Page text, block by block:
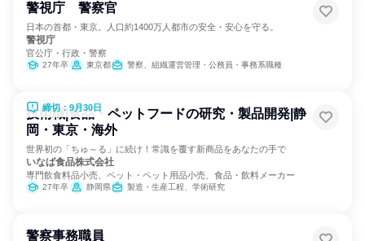
警視庁 警察官
日本の首都・東京。人口約1400万人都市の安全・安心を守る。
警視庁
官公庁・行政・警察
27年卒 東京都 警察、組織運営管理・公務員・事務系職種
締切：9月30日
技術職|食品・ペットフードの研究・製品開発|静
岡・東京・海外
世界初の「ちゅ～る」に続け！常識を覆す新商品をあなたの手で
いなば食品株式会社
専門飲食料品小売、ペット・ペット用品小売、食品・飲料メーカー
27年卒 静岡県 製造・生産工程、学術研究
警察事務職員